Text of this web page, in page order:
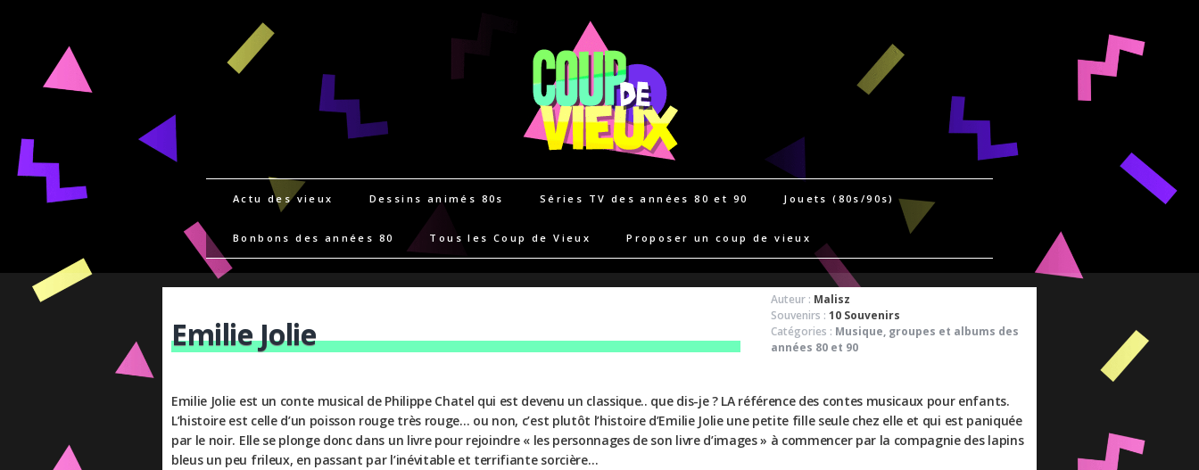
Actu des vieux Dessins animés 80s Séries TV des années 80 et 90 Jouets (80s/90s)
Bonbons des années 80 Tous les Coup de Vieux Proposer un coup de vieux
Emilie Jolie
Auteur : Malisz
Souvenirs : 10 Souvenirs
Catégories : Musique, groupes et albums des
années 80 et 90
Emilie Jolie est un conte musical de Philippe Chatel qui est devenu un classique.. que dis-je ? LA référence des contes musicaux pour enfants.
L’histoire est celle d’un poisson rouge très rouge… ou non, c’est plutôt l’histoire d’Emilie Jolie une petite fille seule chez elle et qui est paniquée
par le noir. Elle se plonge donc dans un livre pour rejoindre « les personnages de son livre d’images » à commencer par la compagnie des lapins
bleus un peu frileux, en passant par l’inévitable et terrifiante sorcière…